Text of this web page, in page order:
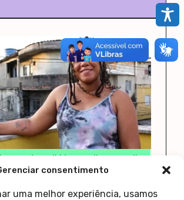
consentimento
uma melhor experiência, usamos
casas de acolhida orgulho em acolher
Cinema LGBT
lança websérie sobre